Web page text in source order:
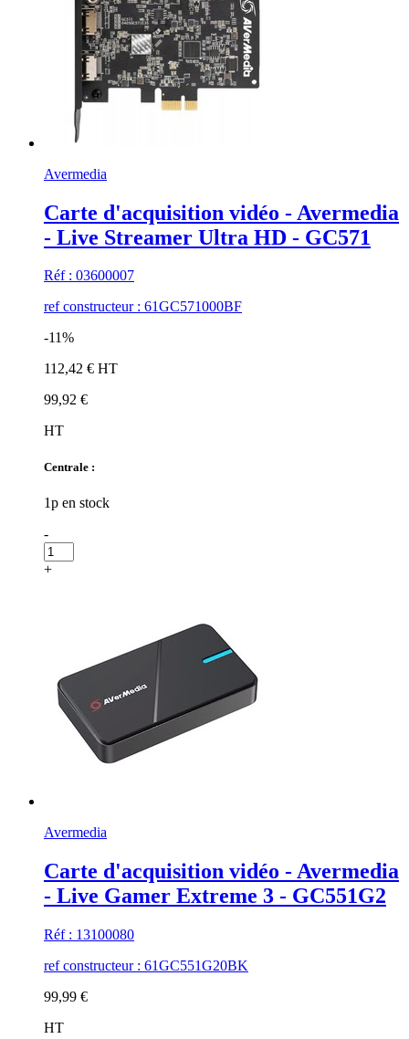
Avermedia
Carte d'acquisition vidéo - Avermedia
- Live Streamer Ultra HD - GC571
Réf : 03600007
ref constructeur : 61GC571000BF
-11%
112,42 € HT
99,92 €
HT
Centrale :
1p en stock
-
+
Avermedia
Carte d'acquisition vidéo - Avermedia
- Live Gamer Extreme 3 - GC551G2
Réf : 13100080
ref constructeur : 61GC551G20BK
99,99 €
HT